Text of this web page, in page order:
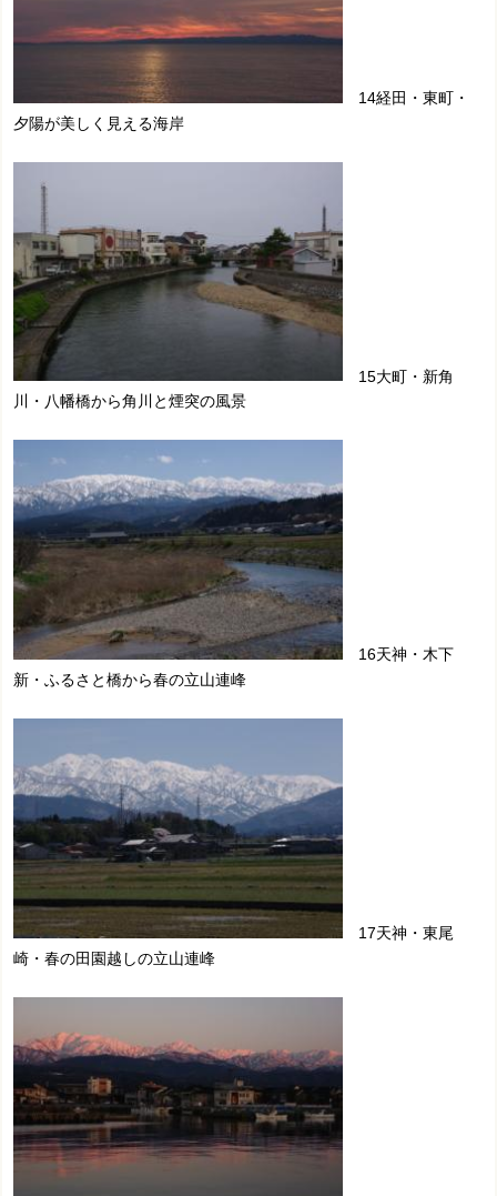
14経田・東町・
夕陽が美しく見える海岸
15大町・新角
川・八幡橋から角川と煙突の風景
16天神・木下
新・ふるさと橋から春の立山連峰
17天神・東尾
崎・春の田園越しの立山連峰